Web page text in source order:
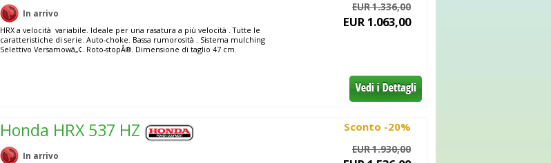
In arrivo
HRX a velocità variabile. Ideale per una rasatura a più velocità . Tutte le
caratteristiche di serie. Auto-choke. Bassa rumorosità . Sistema mulching
Selettivo Versamowâ„¢. Roto-stopÂ®. Dimensione di taglio 47 cm.
EUR 1.336,00
EUR 1.063,00
Honda HRX 537 HZ
In arrivo
Sconto -20%
EUR 1.930,00